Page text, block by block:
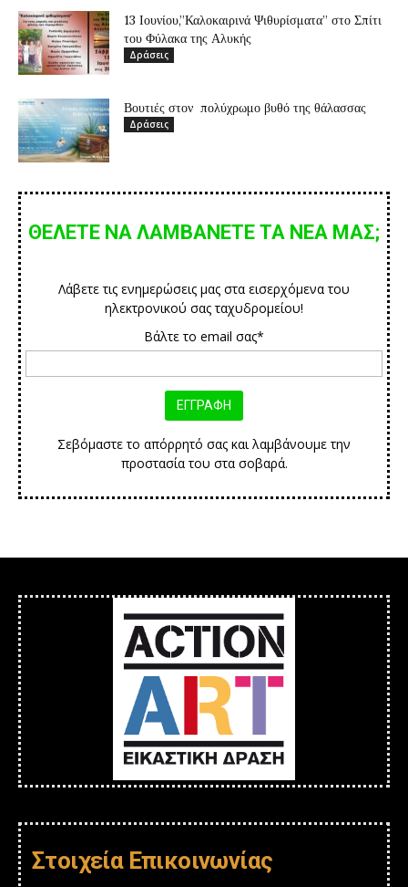
13 Ιουνίου,”Καλοκαιρινά Ψιθυρίσματα” στο Σπίτι
του Φύλακα της Αλυκής
Δράσεις
Βουτιές στον πολύχρωμο βυθό της θάλασσας
Δράσεις
ΘΕΛΕΤΕ ΝΑ ΛΑΜΒΑΝΕΤΕ ΤΑ ΝΕΑ ΜΑΣ;
Λάβετε τις ενημερώσεις μας στα εισερχόμενα του
ηλεκτρονικού σας ταχυδρομείου!
Βάλτε το email σας*
Σεβόμαστε το απόρρητό σας και λαμβάνουμε την
προστασία του στα σοβαρά.
Στοιχεία Επικοινωνίας